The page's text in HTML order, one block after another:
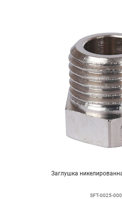
Заглушка
SFT-0025-